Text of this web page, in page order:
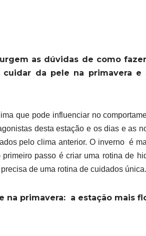
as dúvidas de como
da pele na primavera
que pode influenciar no
desta estação e os dias e as
pelo clima anterior. O inverno é
passo é criar uma rotina de
de uma rotina de cuidados única.
na primavera: a estação mais